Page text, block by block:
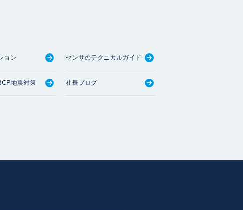
ョン センサのテクニカルガイド
地震対策 社長ブログ